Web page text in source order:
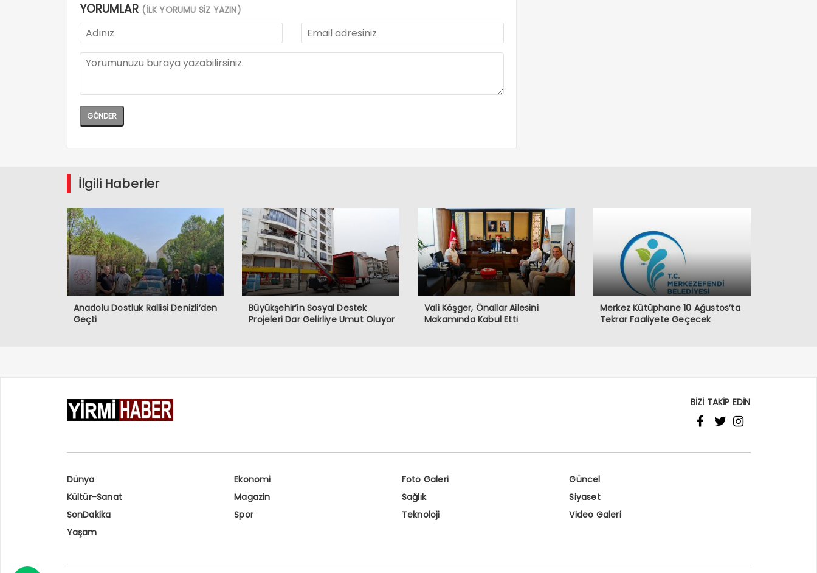
YORUMLAR (İLK YORUMU SİZ YAZIN)
İlgili Haberler
Anadolu Dostluk Rallisi Denizli’den
Geçti
Büyükşehir’in Sosyal Destek
Projeleri Dar Gelirliye Umut Oluyor
Vali Köşger, Önallar Ailesini
Makamında Kabul Etti
Merkez Kütüphane 10 Ağustos’ta
Tekrar Faaliyete Geçecek
BİZİ TAKİP EDİN
Dünya Ekonomi Foto Galeri
Güncel
Kültür-Sanat
Magazin Sağlık
Siyaset
SonDakika
Spor Teknoloji
Video Galeri
Yaşam